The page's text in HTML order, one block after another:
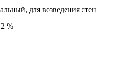
для возведения стен
%